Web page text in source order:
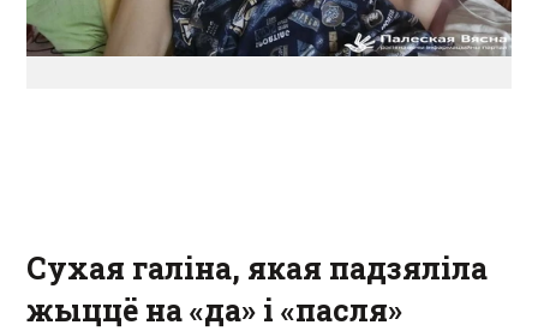
Сухая галіна, якая падзяліла
жыццё на «да» і «пасля»